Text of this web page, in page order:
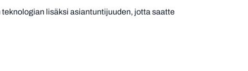
lisäksi asiantuntijuuden, jotta saatte